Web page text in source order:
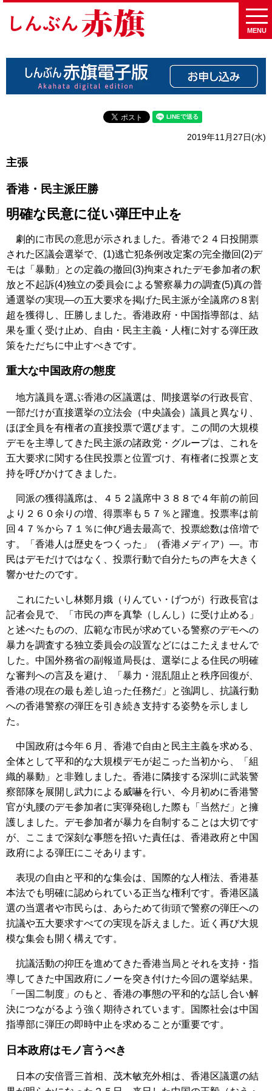
MENU
2019年11月27日(水)
主張
香港・民主派圧勝
明確な民意に従い弾圧中止を
劇的に市民の意思が示されました。香港で２４日投開票
された区議会選挙で、(1)逃亡犯条例改定案の完全撤回(2)デ
モは「暴動」との定義の撤回(3)拘束されたデモ参加者の釈
放と不起訴(4)独立の委員会による警察暴力の調査(5)真の普
通選挙の実現―の五大要求を掲げた民主派が全議席の８割
超を獲得し、圧勝しました。香港政府・中国指導部は、結
果を重く受け止め、自由・民主主義・人権に対する弾圧政
策をただちに中止すべきです。
重大な中国政府の態度
地方議員を選ぶ香港の区議選は、間接選挙の行政長官、
一部だけが直接選挙の立法会（中央議会）議員と異なり、
ほぼ全員を有権者の直接投票で選びます。この間の大規模
デモを主導してきた民主派の諸政党・グループは、これを
五大要求に関する住民投票と位置づけ、有権者に投票と支
持を呼びかけてきました。
同派の獲得議席は、４５２議席中３８８で４年前の前回
より２６０余りの増、得票率も５７％と躍進。投票率は前
回４７％から７１％に伸び過去最高で、投票総数は倍増で
す。「香港人は歴史をつくった」（香港メディア）―。市
民はデモだけではなく、投票行動で自分たちの声を大きく
響かせたのです。
これにたいし林鄭月娥（りんてい・げつが）行政長官は
記者会見で、「市民の声を真摯（しんし）に受け止める」
と述べたものの、広範な市民が求めている警察のデモへの
暴力を調査する独立委員会の設置などにはこたえませんで
した。中国外務省の副報道局長は、選挙による住民の明確
な審判への言及を避け、「暴力・混乱阻止と秩序回復が、
香港の現在の最も差し迫った任務だ」と強調し、抗議行動
への香港警察の弾圧を引き続き支持する姿勢を示しまし
た。
中国政府は今年６月、香港で自由と民主主義を求める、
全体として平和的な大規模デモが起こった当初から、「組
織的暴動」と非難しました。香港に隣接する深圳に武装警
察部隊を展開し武力による威嚇を行い、今月初めに香港警
官が丸腰のデモ参加者に実弾発砲した際も「当然だ」と擁
護しました。デモ参加者が暴力を自制することは大切です
が、ここまで深刻な事態を招いた責任は、香港政府と中国
政府による弾圧にこそあります。
表現の自由と平和的な集会は、国際的な人権法、香港基
本法でも明確に認められている正当な権利です。香港区議
選の当選者や市民らは、あらためて街頭で警察の弾圧への
抗議や五大要求すべての実現を訴えました。近く再び大規
模な集会も開く構えです。
抗議活動の抑圧を進めてきた香港当局とそれを支持・指
導してきた中国政府にノーを突き付けた今回の選挙結果。
「一国二制度」のもと、香港の事態の平和的な話し合い解
決につながるよう強く期待されています。国際社会は中国
指導部に弾圧の即時中止を求めることが重要です。
日本政府はモノ言うべき
日本の安倍晋三首相、茂木敏充外相は、香港区議選の結